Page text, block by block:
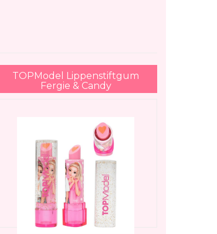
TOPModel Lippenstiftgum
Fergie & Candy